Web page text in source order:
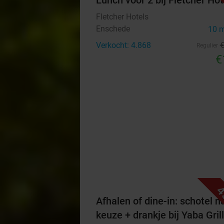
Fletcher Hotels
Enschede
10
Verkocht: 4.868
Afhalen of dine-in: schotel
keuze + drankje bij Yaba Grill